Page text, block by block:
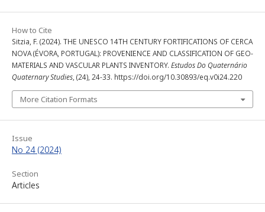
How to Cite
Sitzia, F. (2024). THE UNESCO 14TH CENTURY FORTIFICATIONS OF CERCA
NOVA (ÉVORA, PORTUGAL): PROVENIENCE AND CLASSIFICATION OF GEO-
MATERIALS AND VASCULAR PLANTS INVENTORY. Estudos Do Quaternário
Quaternary Studies, (24), 24-33. https://doi.org/10.30893/eq.v0i24.220
More Citation Formats
Issue
No 24 (2024)
Section
Articles